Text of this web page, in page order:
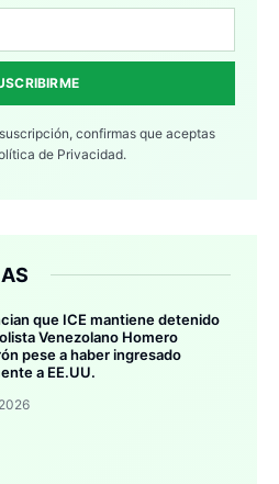
confirmas que aceptas
de Privacidad.
que ICE mantiene detenido
Venezolano Homero
pese a haber ingresado
a EE.UU.